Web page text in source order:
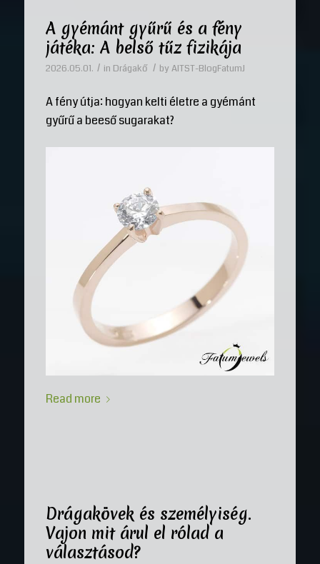
A gyémánt gyűrű és a fény
játéka: A belső tűz fizikája
2026.05.01. / in Drágakő / by AITST-BlogFatumJ
A fény útja: hogyan kelti életre a gyémánt
gyűrű a beeső sugarakat?
Read more
Drágakövek és személyiség.
Vajon mit árul el rólad a
választásod?